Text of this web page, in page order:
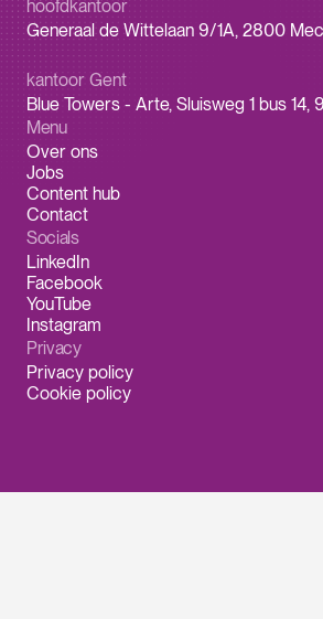
hoofdkantoor
Generaal de Wittelaan 9/1A, 2800
kantoor Gent
Blue Towers - Arte, Sluisweg 1 bus 14,
Menu
Over ons
Jobs
Content hub
Contact
Socials
LinkedIn
Facebook
YouTube
Instagram
Privacy
Privacy policy
Cookie policy